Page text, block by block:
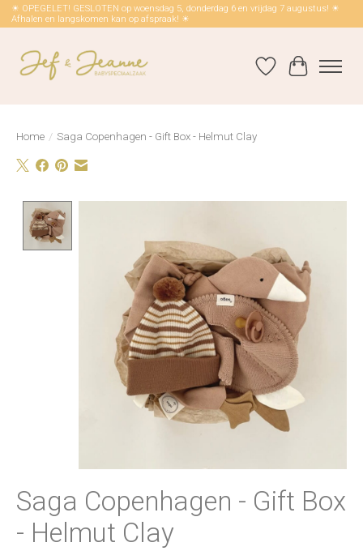
☀ OPEGELET! GESLOTEN op woensdag 5, donderdag 6 en vrijdag 7 augustus! ☀
Afhalen en langskomen kan op afspraak! ☀
Verlanglijst
Home / Saga Copenhagen - Gift Box - Helmut Clay
Saga Copenhagen - Gift Box
- Helmut Clay